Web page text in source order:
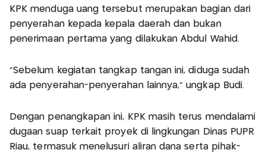
KPK menduga uang tersebut merupakan bagian dari
penyerahan kepada kepala daerah dan bukan
penerimaan pertama yang dilakukan Abdul Wahid.
“Sebelum kegiatan tangkap tangan ini, diduga sudah
ada penyerahan-penyerahan lainnya,” ungkap Budi.
Dengan penangkapan ini, KPK masih terus mendalami
dugaan suap terkait proyek di lingkungan Dinas PUPR
Riau, termasuk menelusuri aliran dana serta pihak-